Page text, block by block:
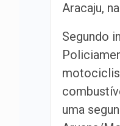
Aracaju,
Segundo
uma